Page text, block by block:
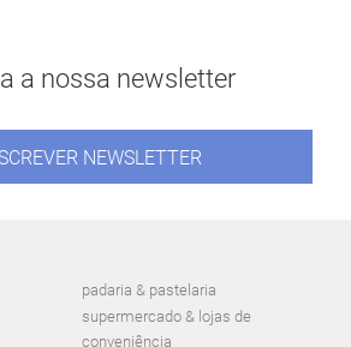
a nossa newsletter
NEWSLETTER
padaria & pastelaria
supermercado & lojas de
conveniência